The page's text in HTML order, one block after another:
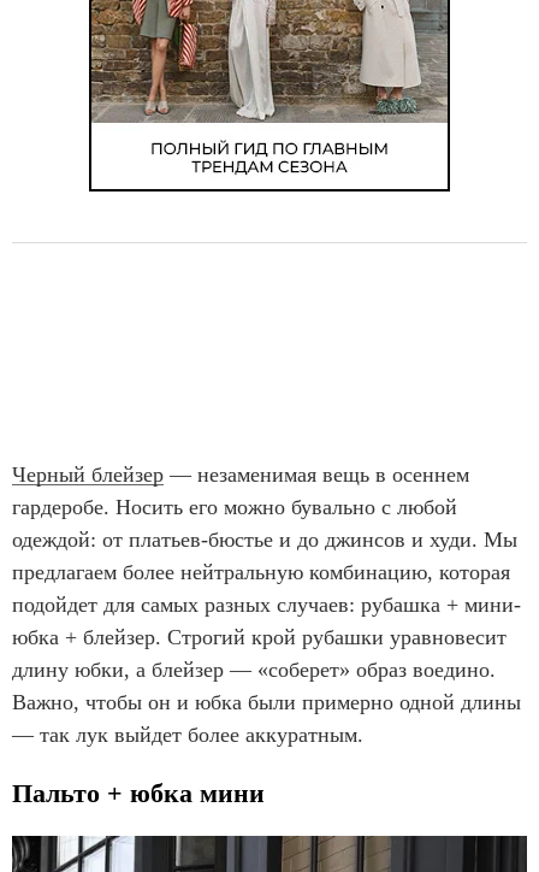
Черный блейзер — незаменимая вещь в осеннем
гардеробе. Носить его можно бувально с любой
одеждой: от платьев-бюстье и до джинсов и худи. Мы
предлагаем более нейтральную комбинацию, которая
подойдет для самых разных случаев: рубашка + мини-
юбка + блейзер. Строгий крой рубашки уравновесит
длину юбки, а блейзер — «соберет» образ воедино.
Важно, чтобы он и юбка были примерно одной длины
— так лук выйдет более аккуратным.
Пальто + юбка мини